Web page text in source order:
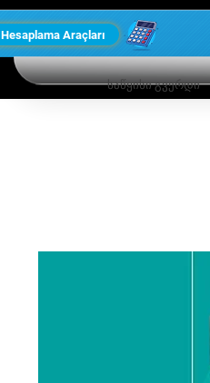
Hesaplama Araçları
საწყისი გვერდი